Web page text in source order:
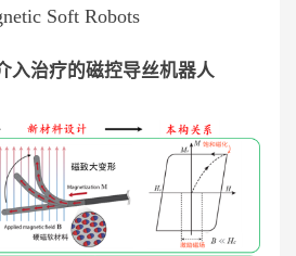
Soft Robots
入治疗的磁控导丝机器人